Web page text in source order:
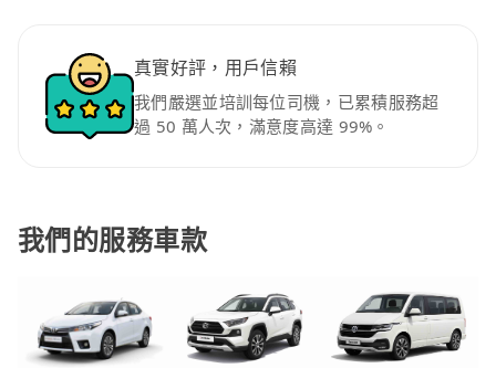
真實好評，用戶信賴
我們嚴選並培訓每位司機，已累積服務超
過 50 萬人次，滿意度高達 99%。
我們的服務車款